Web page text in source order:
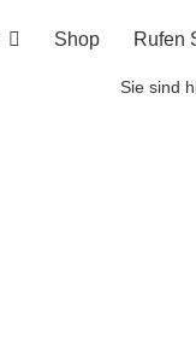
Shop Rufen
Sie sind